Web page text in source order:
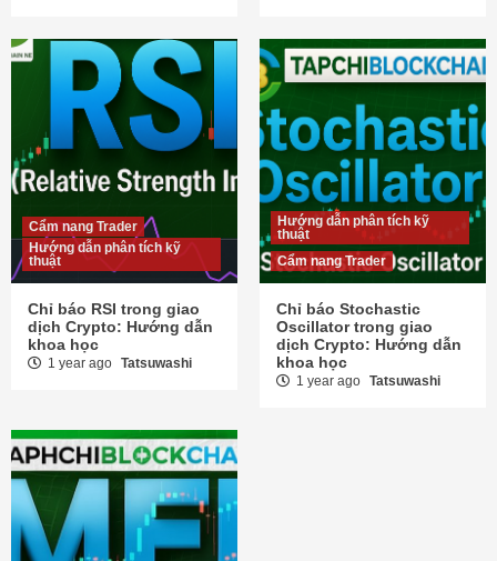
Cẩm nang Trader
Hướng dẫn phân tích kỹ
thuật
Chỉ báo RSI trong giao
dịch Crypto: Hướng dẫn
khoa học
1 year ago Tatsuwashi
Hướng dẫn phân tích kỹ
thuật
Cẩm nang Trader
Chỉ báo Stochastic
Oscillator trong giao
dịch Crypto: Hướng dẫn
khoa học
1 year ago Tatsuwashi